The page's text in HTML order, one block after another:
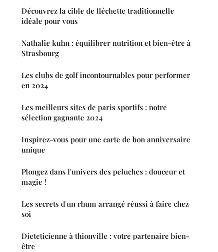
Découvrez la cible de fléchette traditionnelle
idéale pour vous
Nathalie kuhn : équilibrer nutrition et bien-être à
Strasbourg
Les clubs de golf incontournables pour performer
en 2024
Les meilleurs sites de paris sportifs : notre
sélection gagnante 2024
Inspirez-vous pour une carte de bon anniversaire
unique
Plongez dans l'univers des peluches : douceur et
magie !
Les secrets d'un rhum arrangé réussi à faire chez
soi
Dieteticienne à thionville : votre partenaire bien-
être